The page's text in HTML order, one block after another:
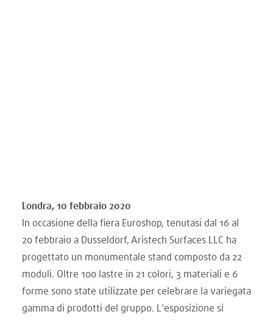
Londra, 10 febbraio 2020
In occasione della fiera Euroshop, tenutasi dal 16 al
20 febbraio a Dusseldorf, Aristech Surfaces LLC ha
progettato un monumentale stand composto da 22
moduli. Oltre 100 lastre in 21 colori, 3 materiali e 6
forme sono state utilizzate per celebrare la variegata
gamma di prodotti del gruppo. L'esposizione si